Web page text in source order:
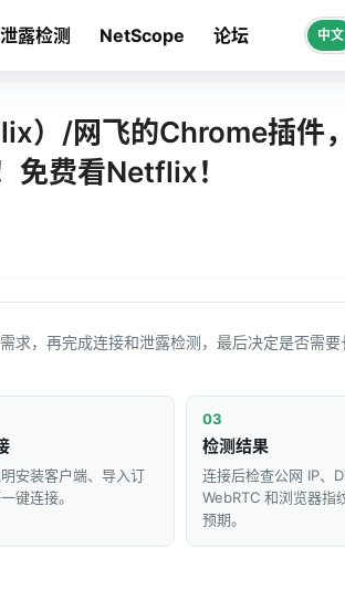
泄露检测 NetScope 论坛 中文
）/网飞的Chrome插件
免费看Netflix！
求，再完成连接和泄露检测，最后决定是否需要
安装客户端、导入订
键连接。
03
检测结果
连接后检查公网 IP、
WebRTC 和浏览器指
预期。